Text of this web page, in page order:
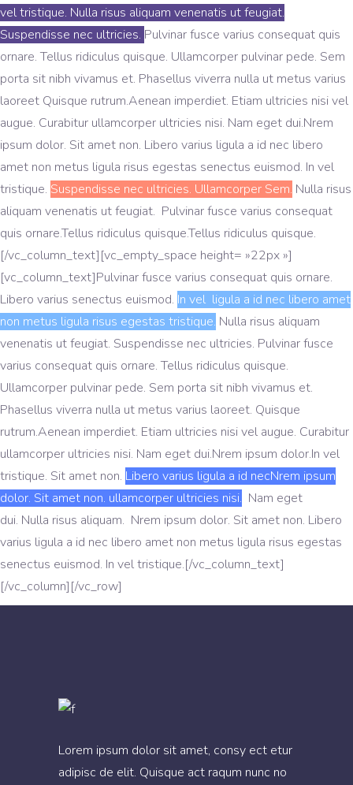
vel tristique. Nulla risus aliquam venenatis ut feugiat.
Suspendisse nec ultricies. Pulvinar fusce varius consequat quis
ornare. Tellus ridiculus quisque. Ullamcorper pulvinar pede. Sem
porta sit nibh vivamus et. Phasellus viverra nulla ut metus varius
laoreet Quisque rutrum.Aenean imperdiet. Etiam ultricies nisi vel
augue. Curabitur ullamcorper ultricies nisi. Nam eget dui.Nrem
ipsum dolor. Sit amet non. Libero varius ligula a id nec libero
amet non metus ligula risus egestas senectus euismod. In vel
tristique. Suspendisse nec ultricies. Ullamcorper Sem. Nulla risus
aliquam venenatis ut feugiat. Pulvinar fusce varius consequat
quis ornare.Tellus ridiculus quisque.Tellus ridiculus quisque.
[/vc_column_text][vc_empty_space height= »22px »]
[vc_column_text]Pulvinar fusce varius consequat quis ornare.
Libero varius senectus euismod. In vel ligula a id nec libero amet
non metus ligula risus egestas tristique. Nulla risus aliquam
venenatis ut feugiat. Suspendisse nec ultricies. Pulvinar fusce
varius consequat quis ornare. Tellus ridiculus quisque.
Ullamcorper pulvinar pede. Sem porta sit nibh vivamus et.
Phasellus viverra nulla ut metus varius laoreet. Quisque
rutrum.Aenean imperdiet. Etiam ultricies nisi vel augue. Curabitur
ullamcorper ultricies nisi. Nam eget dui.Nrem ipsum dolor.In vel
tristique. Sit amet non. Libero varius ligula a id necNrem ipsum
dolor. Sit amet non. ullamcorper ultricies nisi. Nam eget
dui. Nulla risus aliquam. Nrem ipsum dolor. Sit amet non. Libero
varius ligula a id nec libero amet non metus ligula risus egestas
senectus euismod. In vel tristique.[/vc_column_text]
[/vc_column][/vc_row]
Lorem ipsum dolor sit amet, consy ect etur
adipisc de elit. Quisque act raqum nunc no